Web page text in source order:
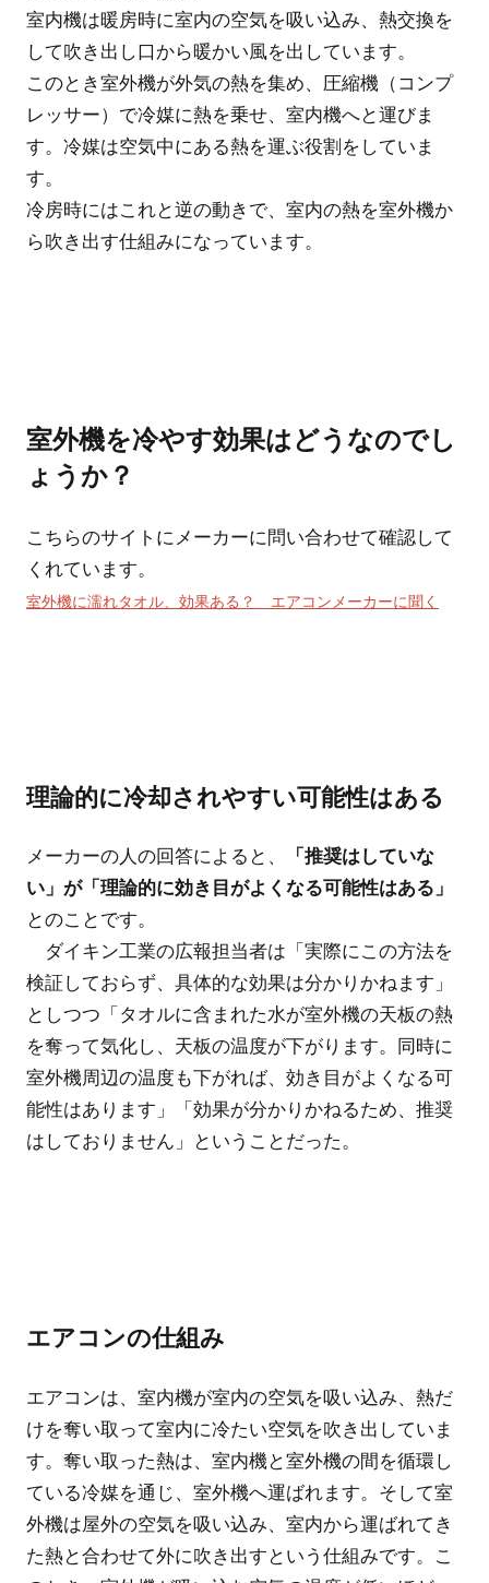
室内機は暖房時に室内の空気を吸い込み、熱交換を
して吹き出し口から暖かい風を出しています。
このとき室外機が外気の熱を集め、圧縮機（コンプ
レッサー）で冷媒に熱を乗せ、室内機へと運びま
す。冷媒は空気中にある熱を運ぶ役割をしていま
す。
冷房時にはこれと逆の動きで、室内の熱を室外機か
ら吹き出す仕組みになっています。
室外機を冷やす効果はどうなのでし
ょうか？
こちらのサイトにメーカーに問い合わせて確認して
くれています。
室外機に濡れタオル、効果ある？ エアコンメーカーに聞く
理論的に冷却されやすい可能性はある
メーカーの人の回答によると、
「推奨はしていな
い」が「理論的に効き目がよくなる可能性はある」
とのことです。
ダイキン工業の広報担当者は「実際にこの方法を
検証しておらず、具体的な効果は分かりかねます」
としつつ「タオルに含まれた水が室外機の天板の熱
を奪って気化し、天板の温度が下がります。同時に
室外機周辺の温度も下がれば、効き目がよくなる可
能性はあります」「効果が分かりかねるため、推奨
はしておりません」ということだった。
エアコンの仕組み
エアコンは、室内機が室内の空気を吸い込み、熱だ
けを奪い取って室内に冷たい空気を吹き出していま
す。奪い取った熱は、室内機と室外機の間を循環し
ている冷媒を通じ、室外機へ運ばれます。そして室
外機は屋外の空気を吸い込み、室内から運ばれてき
た熱と合わせて外に吹き出すという仕組みです。こ